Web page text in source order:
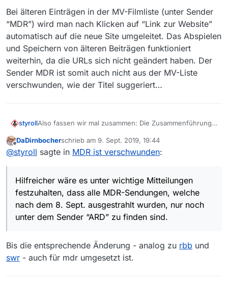
Bei älteren Einträgen in der MV-Filmliste (unter Sender
“MDR”) wird man nach Klicken auf “Link zur Website”
automatisch auf die neue Site umgeleitet. Das Abspielen
und Speichern von älteren Beiträgen funktioniert
weiterhin, da die URLs sich nicht geändert haben. Der
Sender MDR ist somit auch nicht aus der MV-Liste
verschwunden, wie der Titel suggeriert…
styrollAlso fassen wir mal zusammen: Die Zusammenführung
eigene (parallele) MDR-Mediathek mehr, was sogar den
Vorteil hat, dass Doppeleinträge entfallen. Somit bringt
Augenmerk auf allenfalls fehlende MDR-Sendungen in
der ARD-Mediathek zu richten: Es gibt ja keine weitere
Mediathek mehr, welche MDR-Sendungen umfasst…
Hilfreicher wäre es unter wichtige Mitteilungen
festzuhalten, dass alle MDR-Sendungen, welche nach
automatisch auf die neue Site umgeleitet. Das Abspielen
und Speichern von älteren Beiträgen funktioniert
weiterhin, da die URLs sich nicht geändert haben. Der
Sender MDR ist somit auch nicht aus der MV-Liste
verschwunden, wie der Titel suggeriert…
Offline
DaDirnbocherschrieb am 9. Sept. 2019, 19:44
zuletzt editiert von
@styroll sagte in MDR ist verschwunden:
Hilfreicher wäre es unter wichtige Mitteilungen
festzuhalten, dass alle MDR-Sendungen, welche
nach dem 8. Sept. ausgestrahlt wurden, nur noch
unter dem Sender “ARD” zu finden sind.
Bis die entsprechende Änderung - analog zu rbb und
swr - auch für mdr umgesetzt ist.